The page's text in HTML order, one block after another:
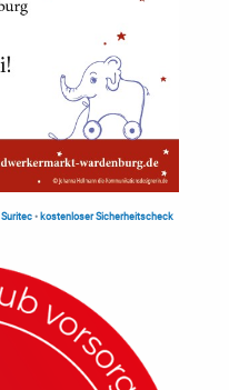
Suritec • kostenloser Sicherheitscheck